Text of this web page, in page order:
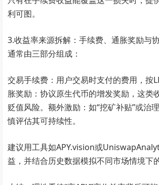
利可图。
3.收益率来源拆解：手续费、通胀奖励与
通常由三部分组成：
交易手续费：用户交易时支付的费用，按
胀奖励：协议原生代币的增发奖励，这类
贬值风险。额外激励：如“挖矿补贴”或治
慎评估其可持续性。
建议用工具如APY.vision或
益，并结合历史数据模拟不同市场情境下